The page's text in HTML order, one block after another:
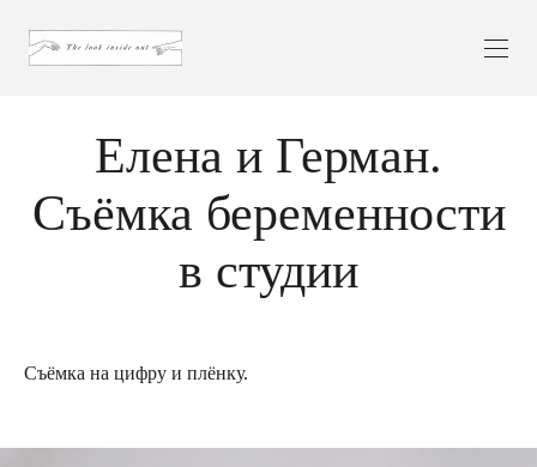
Елена и Герман.
Съёмка беременности
в студии
Съёмка на цифру и плёнку.